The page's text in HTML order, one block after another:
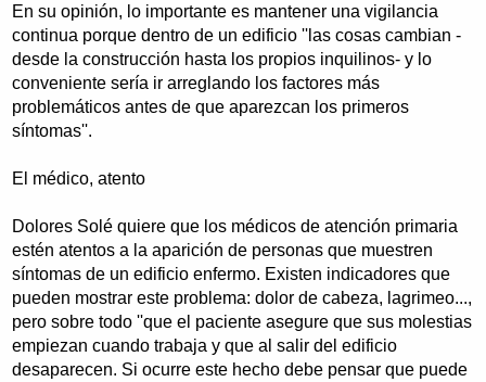
En su opinión, lo importante es mantener una vigilancia
continua porque dentro de un edificio ''las cosas cambian -
desde la construcción hasta los propios inquilinos- y lo
conveniente sería ir arreglando los factores más
problemáticos antes de que aparezcan los primeros
síntomas''.
El médico, atento
Dolores Solé quiere que los médicos de atención primaria
estén atentos a la aparición de personas que muestren
síntomas de un edificio enfermo. Existen indicadores que
pueden mostrar este problema: dolor de cabeza, lagrimeo...,
pero sobre todo ''que el paciente asegure que sus molestias
empiezan cuando trabaja y que al salir del edificio
desaparecen. Si ocurre este hecho debe pensar que puede